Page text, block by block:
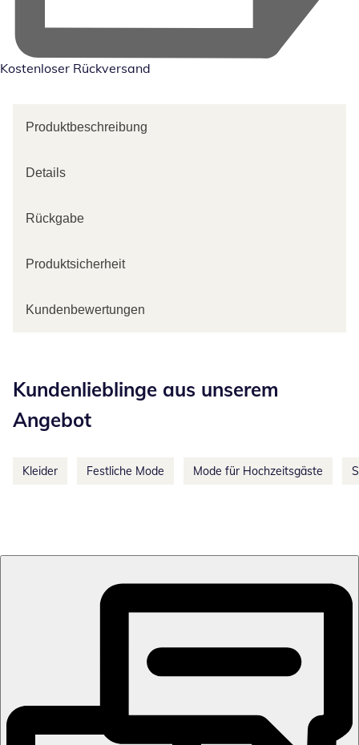
Kostenloser Rückversand
Produktbeschreibung
Details
Rückgabe
Produktsicherheit
Kundenbewertungen
Kundenlieblinge aus unserem
Angebot
Kleider Festliche Mode Mode für Hochzeitsgäste